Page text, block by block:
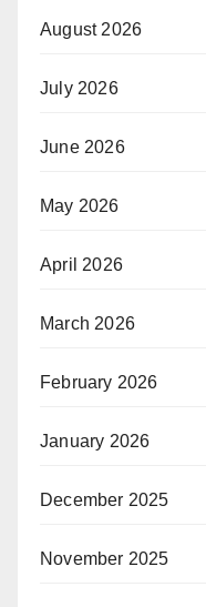
August 2026
July 2026
June 2026
May 2026
April 2026
March 2026
February 2026
January 2026
December 2025
November 2025